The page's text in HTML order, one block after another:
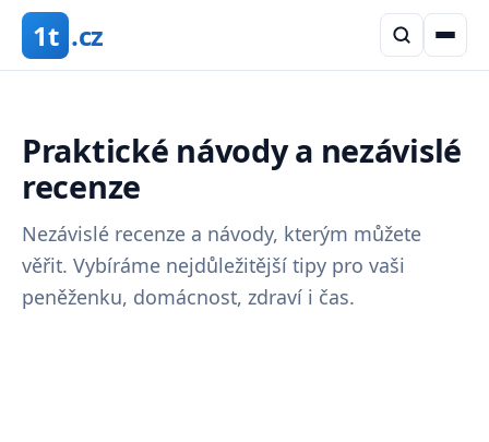
1t .cz
Praktické návody a nezávislé
recenze
Nezávislé recenze a návody, kterým můžete
věřit. Vybíráme nejdůležitější tipy pro vaši
peněženku, domácnost, zdraví i čas.